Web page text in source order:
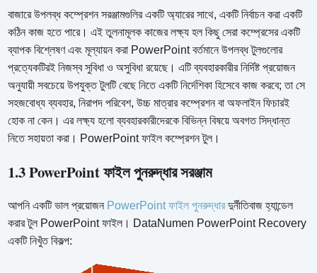
বাজারে উপলব্ধ কম্প্রেশন সরঞ্জামগুলির একটি অ্যারের সাথে, একটি নির্বাচন করা একটি
কঠিন কাজ হতে পারে। এই তুলনামূলক কাজের লক্ষ্য হল কিছু সেরা কম্প্রেসের একটি
ব্যাপক বিশ্লেষণ এবং মূল্যায়ন করা PowerPoint বর্তমানে উপলব্ধ টুলগুলোর
প্রত্যেকটিরই নিজস্ব সুবিধা ও অসুবিধা রয়েছে। এটি ব্যবহারকারীর নির্দিষ্ট প্রয়োজন
অনুযায়ী সবচেয়ে উপযুক্ত টুলটি বেছে নিতে একটি নির্দেশিকা হিসেবে কাজ করবে; তা সে
সহজবোধ্য ব্যবহার, নিরাপদ পরিবেশ, উচ্চ মাত্রার কম্প্রেশন বা অফলাইন ফিচারই
হোক না কেন। এর লক্ষ্য হলো ব্যবহারকারীদেরকে বিভিন্ন বিষয়ে অবগত সিদ্ধান্ত
নিতে সহায়তা করা। PowerPoint ফাইল কম্প্রেশন টুল।
1.3 PowerPoint ফাইল পুনরুদ্ধার সরঞ্জাম
আপনি একটি ভাল প্রয়োজন PowerPoint ফাইল পুনরুদ্ধারদুর্নীতিবাজ হ্যান্ডেল
করার টুল PowerPoint ফাইল। DataNumen PowerPoint Recovery
একটি নিখুঁত বিকল্প: